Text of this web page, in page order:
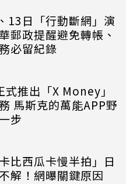
13日「行動斷網」演
郵政提醒避免轉帳、
必留紀錄
式推出「X Money」
馬斯克的萬能APP野
步
卡比西瓜卡慢半拍」日
解！網曝關鍵原因